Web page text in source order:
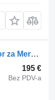
Mercedes-Benz Rear axel brake pressure control valve 4801050060 EBS modulator za Mercedes-Benz ACTROS 1832L tegljača
195 €
Bez PDV-a